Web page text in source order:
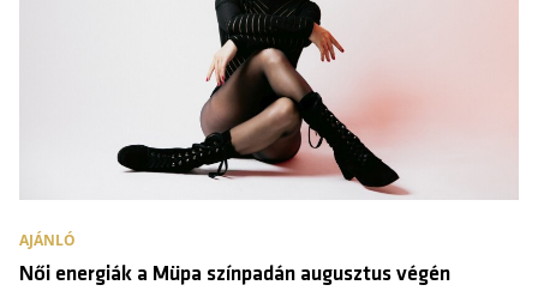
AJÁNLÓ
Női energiák a Müpa színpadán augusztus végén